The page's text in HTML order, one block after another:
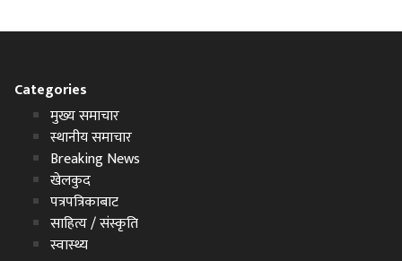
Categories
मुख्य समाचार
स्थानीय समाचार
Breaking News
खेलकुद
पत्रपत्रिकाबाट
साहित्य / संस्कृति
स्वास्थ्य